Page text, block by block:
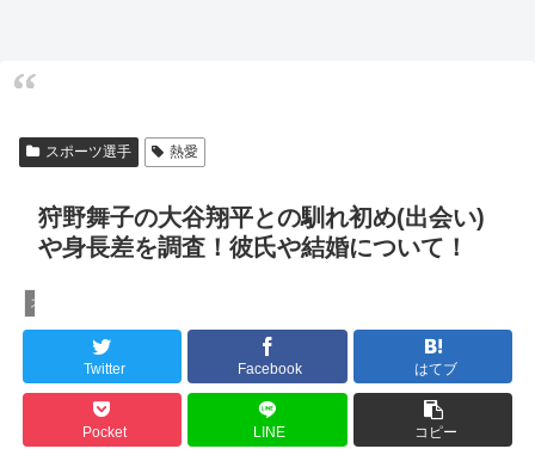
スポーツ選手 熱愛
狩野舞子の大谷翔平との馴れ初め(出会い)
や身長差を調査！彼氏や結婚について！
スポーツ選手
Twitter Facebook はてブ
Pocket LINE コピー